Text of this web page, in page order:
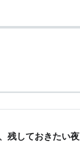
残しておきたい夜